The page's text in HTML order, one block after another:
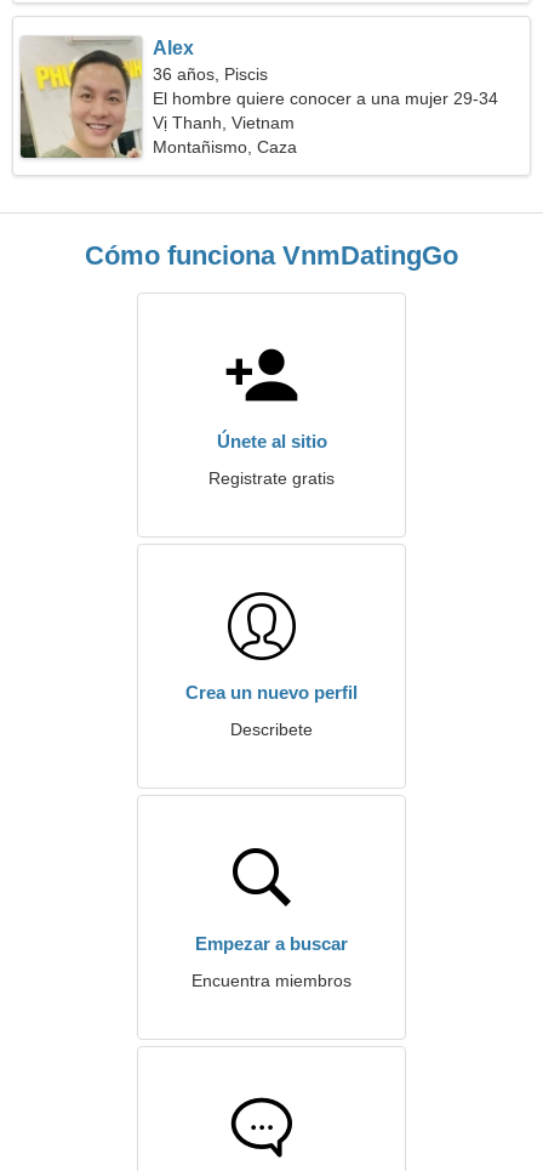
Alex
36 años, Piscis
El hombre quiere conocer a una mujer 29-34
Vị Thanh, Vietnam
Montañismo, Caza
Cómo funciona VnmDatingGo
Únete al sitio
Registrate gratis
Crea un nuevo perfil
Describete
Empezar a buscar
Encuentra miembros